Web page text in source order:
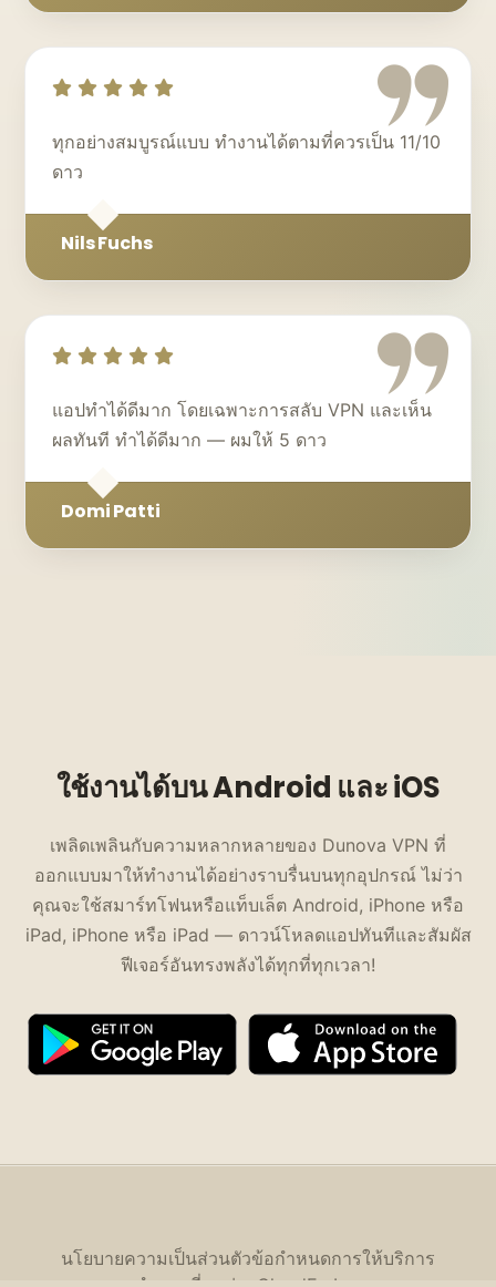
ทุกอย่างสมบูรณ์แบบ ทำงานได้ตามที่ควรเป็น 11/10
ดาว
Nils Fuchs
แอปทำได้ดีมาก โดยเฉพาะการสลับ VPN และเห็น
ผลทันที ทำได้ดีมาก — ผมให้ 5 ดาว
Domi Patti
ใช้งานได้บน Android และ iOS
เพลิดเพลินกับความหลากหลายของ Dunova VPN ที่
ออกแบบมาให้ทำงานได้อย่างราบรื่นบนทุกอุปกรณ์ ไม่ว่า
คุณจะใช้สมาร์ทโฟนหรือแท็บเล็ต Android, iPhone หรือ
iPad, iPhone หรือ iPad — ดาวน์โหลดแอปทันทีและสัมผัส
ฟีเจอร์อันทรงพลังได้ทุกที่ทุกเวลา!
นโยบายความเป็นส่วนตัวข้อกำหนดการให้บริการ